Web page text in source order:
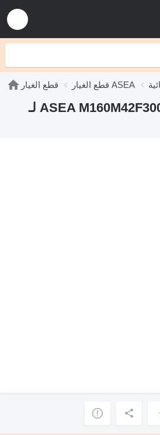
قطع الغيار قطع الغيار ASEA
محرك كهربائي ASEA M160M42F300-2 لـ